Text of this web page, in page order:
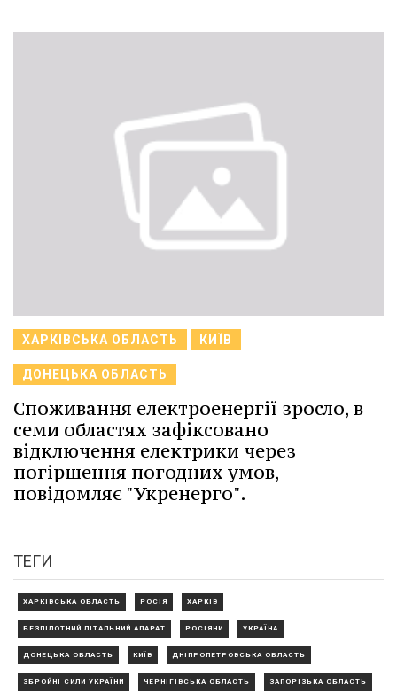
ХАРКІВСЬКА ОБЛАСТЬ КИЇВ
ДОНЕЦЬКА ОБЛАСТЬ
Споживання електроенергії зросло, в
семи областях зафіксовано
відключення електрики через
погіршення погодних умов,
повідомляє "Укренерго".
ТЕГИ
ХАРКІВСЬКА ОБЛАСТЬ РОСІЯ ХАРКІВ
БЕЗПІЛОТНИЙ ЛІТАЛЬНИЙ АПАРАТ РОСІЯНИ УКРАЇНА
ДОНЕЦЬКА ОБЛАСТЬ КИЇВ ДНІПРОПЕТРОВСЬКА ОБЛАСТЬ
ЗБРОЙНІ СИЛИ УКРАЇНИ ЧЕРНІГІВСЬКА ОБЛАСТЬ ЗАПОРІЗЬКА ОБЛАСТЬ